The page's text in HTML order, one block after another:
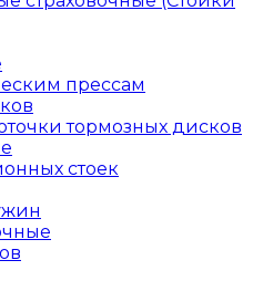
прессам
тормозных дисков
стоек